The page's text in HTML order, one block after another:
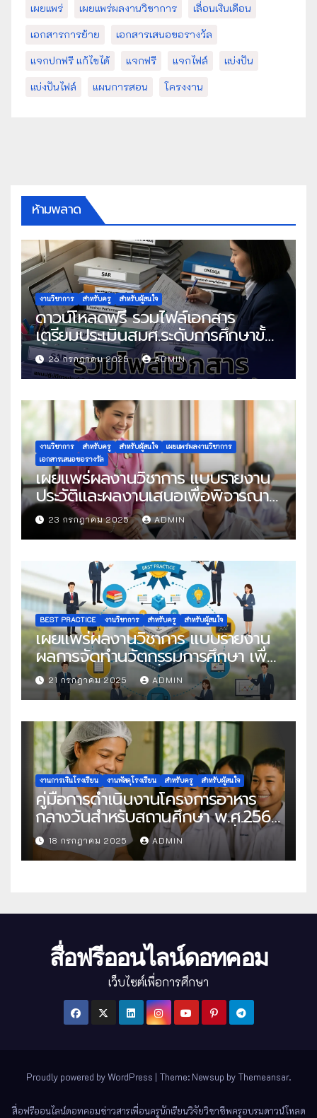
เผยแพร่
เผยแพร่ผลงานวิชาการ
เลื่อนเงินเดือน
เอกสารการย้าย
เอกสารเสนอขอรางวัล
แจกปกฟรี แก้ไขได้
แจกฟรี แจกไฟล์
แบ่งปัน
แบ่งปันไฟล์
แผนการสอน โครงงาน
ห้ามพลาด
งานวิชาการ สำหรับครู สำหรับผู้สนใจ
ดาวน์โหลดฟรี รวมไฟล์เอกสาร
เตรียมประเมินสมศ.ระดับการศึกษาขั้น
พื้นฐาน
26 กรกฎาคม 2025 ADMIN
งานวิชาการ สำหรับครู สำหรับผู้สนใจ
เผยแพร่ผลงานวิชาการ
เอกสารเสนอขอรางวัล
เผยแพร่ผลงานวิชาการ แบบรายงาน
ประวัติและผลงานเสนอเพื่อพิจารณา
ในโครงการครูดีในดวงใจ ประจำปี
2568 ครั้งที่ 22
23 กรกฎาคม 2025 ADMIN
BEST PRACTICE งานวิชาการ สำหรับครู สำหรับผู้สนใจ
เผยแพร่ผลงานวิชาการ แบบรายงาน
ผลการจัดทำนวัตกรรมการศึกษา เพื่อ
คัดเลือกวิธีปฏิบัติที่เป็นเลิศ
21 กรกฎาคม 2025 ADMIN
งานการเงินโรงเรียน งานพัสดุโรงเรียน สำหรับครู สำหรับผู้สนใจ
คู่มือการดำเนินงานโครงการอาหาร
กลางวันสำหรับสถานศึกษา พ.ศ.2568
แนวทางครบถ้วนสู่การจัดการที่มี
ประสิทธิภาพ
18 กรกฎาคม 2025 ADMIN
สื่อฟรีออนไลน์ดอทคอม
เว็บไซต์เพื่อการศึกษา
Proudly powered by WordPress | Theme: Newsup by Themeansar.
สื่อฟรีออนไลน์ดอทคอมข่าวสารเพื่อนครูนักเรียนวิจัยวิชาชีพครูอบรมดาวน์โหลด